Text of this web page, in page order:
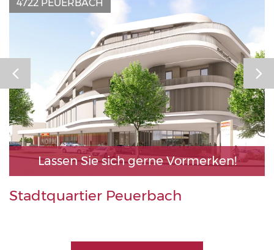
4722 PEUERBACH
Lassen Sie sich gerne Vormerken!
Stadtquartier Peuerbach